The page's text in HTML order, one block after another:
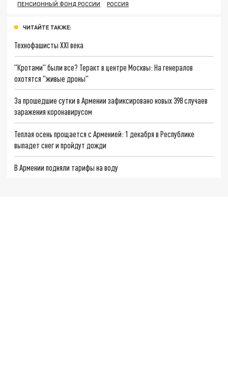
ПЕНСИОННЫЙ ФОНД РОССИИ
РОССИЯ
ЧИТАЙТЕ ТАКЖЕ:
Технофашисты XXI века
"Кротами" были все? Теракт в центре Москвы: На генералов
охотятся "живые дроны"
За прошедшие сутки в Армении зафиксировано новых 398 случаев
заражения коронавирусом
Теплая осень прощается с Арменией: 1 декабря в Республике
выпадет снег и пройдут дожди
В Армении подняли тарифы на воду